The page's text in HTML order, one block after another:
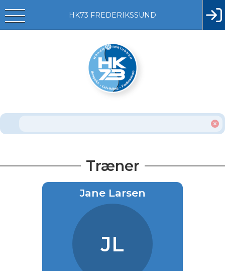
HK73 FREDERIKSSUND
Træner
Jane Larsen
JL